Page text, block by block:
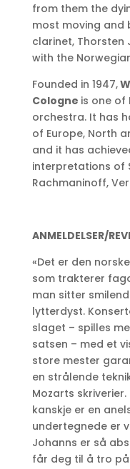
from them the
most moving and
clarinet, Thorsten
with the
Founded in 1947,
Cologne is one of
orchestra. It has
of Europe, North
and it has
interpretations of
Rachmaninoff,
ANMELDELSER/
«Det er den
som trakterer
man sitter
lytterdyst.
slaget – spilles
satsen – med et
store mester
en strålende
Mozarts
kanskje er en
undertegnede er
Johanns er så
får deg til å tro